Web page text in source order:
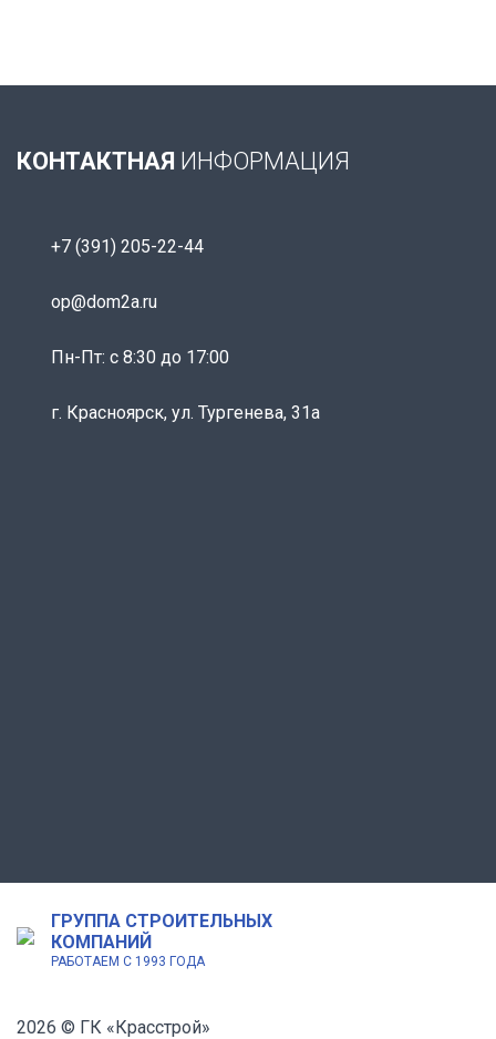
КОНТАКТНАЯ ИНФОРМАЦИЯ
+7 (391) 205-22-44
op@dom2a.ru
Пн-Пт: c 8:30 до 17:00
г. Красноярск, ул. Тургенева, 31а
ГРУППА СТРОИТЕЛЬНЫХ
КОМПАНИЙ
РАБОТАЕМ С 1993 ГОДА
2026 © ГК «Красстрой»